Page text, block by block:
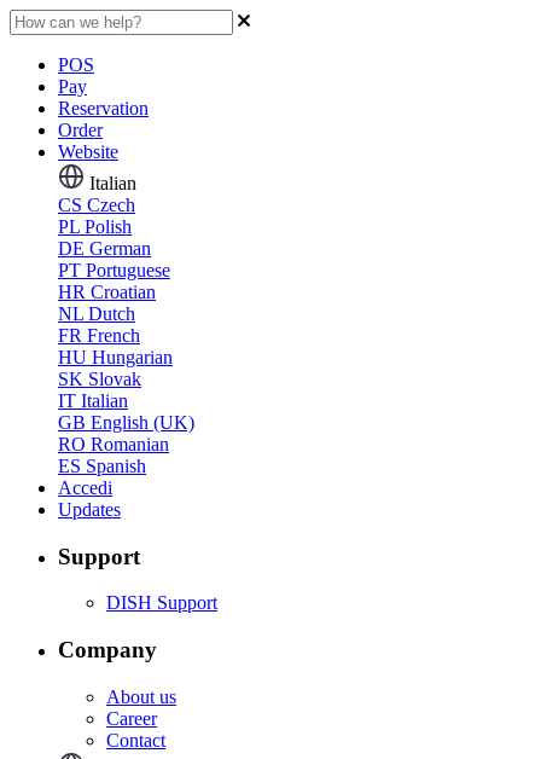
POS
Pay
Reservation
Order
Website
Italian
CS Czech
PL Polish
DE German
PT Portuguese
HR Croatian
NL Dutch
FR French
HU Hungarian
SK Slovak
IT Italian
GB English (UK)
RO Romanian
ES Spanish
Accedi
Updates
Support
DISH Support
Company
About us
Career
Contact